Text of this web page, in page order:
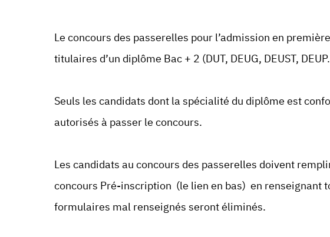
Le concours des passerelles pour l’admission en
titulaires d’un diplôme Bac + 2 (DUT, DEUG, DEUST,
Seuls les candidats dont la spécialité du diplôme est
autorisés à passer le concours.
Les candidats au concours des passerelles doivent
concours Pré-inscription (le lien en bas) en renseignant
formulaires mal renseignés seront éliminés.